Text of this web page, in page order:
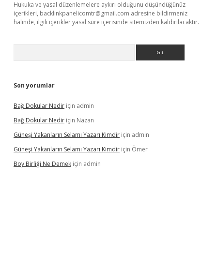
Hukuka ve yasal düzenlemelere aykırı olduğunu düşündüğünüz
içerikleri, backlinkpanelicomtr@gmail.com adresine bildirmeniz
halinde, ilgili içerikler yasal süre içerisinde sitemizden kaldırılacaktır.
Son yorumlar
Bağ Dokular Nedir için admin
Bağ Dokular Nedir için Nazan
Güneşi Yakanların Selamı Yazarı Kimdir için admin
Güneşi Yakanların Selamı Yazarı Kimdir için Ömer
Boy Birliği Ne Demek için admin